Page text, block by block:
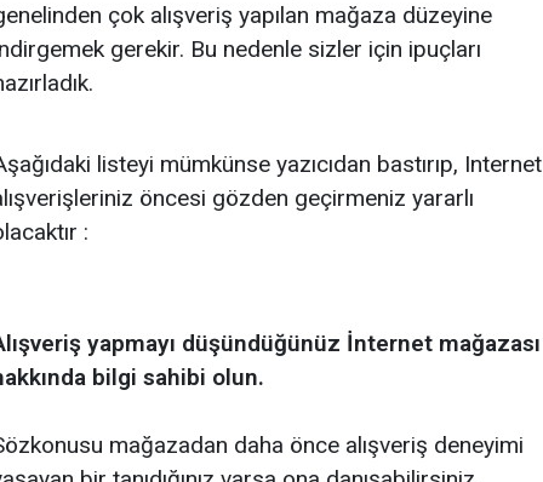
çok alışveriş yapılan mağaza düzeyine
gerekir. Bu nedenle sizler için ipuçları
listeyi mümkünse yazıcıdan bastırıp, Internet
öncesi gözden geçirmeniz yararlı
:
yapmayı düşündüğünüz İnternet mağazası
bilgi sahibi olun.
mağazadan daha önce alışveriş deneyimi